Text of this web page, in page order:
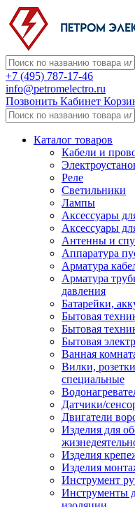
+7 (495) 787-17-46
info@petromelectro.ru
Позвонить Кабинет
Каталог товаров
Кабели и
Реле
Светильники
Лампы
Аксессуары
Аксессуары
Антенны и
Аппаратура
Арматура
Арматура
давления
Батарейки,
Бытовая
Бытовая
Бытовая
Ванная
Вилки,
специальные
Датчики/
Двигатели
Изделия для
Изделия
Изделия
Инструмент
Инструменты